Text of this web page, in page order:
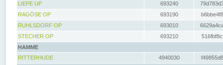
LIEPE UP
693240
RAGÖSE OP
693190
RUHLSDORF OP
693010
STECHER OP
693210
HAMME
RITTERHUDE
4940030